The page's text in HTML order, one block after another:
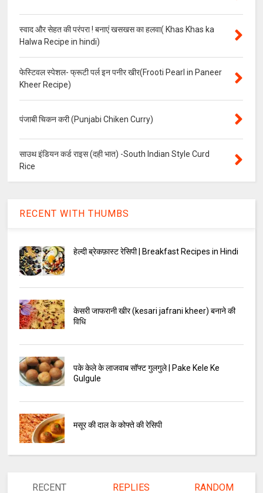
स्वाद और सेहत की परंपरा ! बनाएं खसखस का हलवा( Khas Khas ka
Halwa Recipe in hindi)
फेस्टिवल स्पेशल- फ्रूटी पर्ल इन पनीर खीर(Frooti Pearl in Paneer
Kheer Recipe)
पंजाबी चिकन करी (Punjabi Chiken Curry)
साउथ इंडियन कर्ड राइस (दही भात) -South Indian Style Curd
Rice
RECENT WITH THUMBS
हेल्दी ब्रेकफ़ास्ट रेसिपी | Breakfast Recipes in Hindi
केसरी जाफरानी खीर (kesari jafrani kheer) बनाने की
विधि
पके केले के लाजवाब सॉफ्ट गुलगुले | Pake Kele Ke
Gulgule
मसूर की दाल के कोफ्ते की रेसिपी
RECENT REPLIES RANDOM